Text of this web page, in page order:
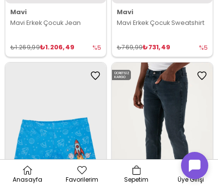
Mavi
Mavi Erkek Çocuk Jean
₺1.206,49
₺1.269,99 %5
Mavi
Mavi Erkek Çocuk Sweatshirt
₺731,49
₺769,99 %5
ÜCRETSIZ
KARGO
Anasayfa Favorilerim Sepetim Üye Girişi